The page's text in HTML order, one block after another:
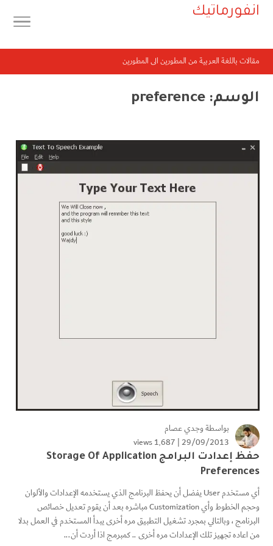
انفورماتيك
مقالات باللغة العربية من المطورين الى المطورين
الوسم: preference
بواسطةوجدي عصام
29/09/2013 | 1٬687 views
حفظ إعدادت البرامج Storage Of Application
Preferences
أي مستخدم User يفضل أن يحفظ البرنامج الذي يستخدمه الإعدادات والألوان
وحجم الخطوط وأي Customization مباشره بعد أن يقوم تعديل خصائص
البرنامج ، وبالتالي بمجرد تشغيل التطبيق مره أخرى يبدأ المستخدم في العمل بدلا
من اعاده تجهيز تلك الإعدادات مره أخرى .. كمبرمج اذا أردت أن...